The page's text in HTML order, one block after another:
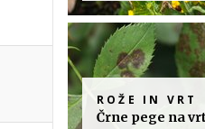
ROŽE IN VRT
Črne pege na